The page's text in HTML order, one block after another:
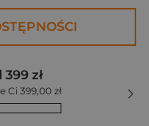
zł
399,00 zł